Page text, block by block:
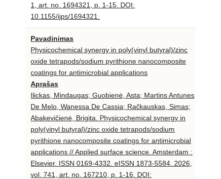
1, art. no. 1694321, p. 1-15. DOI:
10.1155/ijps/1694321.
Pavadinimas
Physicochemical synergy in poly(vinyl butyral)/zinc
oxide tetrapods/sodium pyrithione nanocomposite
coatings for antimicrobial applications
Aprašas
Ilickas, Mindaugas; Guobienė, Asta; Martins Antunes
De Melo, Wanessa De Cassia; Račkauskas, Simas;
Abakevičienė, Brigita. Physicochemical synergy in
poly(vinyl butyral)/zinc oxide tetrapods/sodium
pyrithione nanocomposite coatings for antimicrobial
applications // Applied surface science. Amsterdam :
Elsevier. ISSN 0169-4332. eISSN 1873-5584. 2026,
vol. 741, art. no. 167210, p. 1-16. DOI: